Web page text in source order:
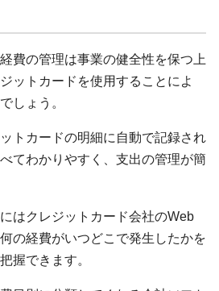
費の管理は事業の健全性を保つ上
ットカードを使用することによ
しょう。
トカードの明細に自動で記録され
てわかりやすく、支出の管理が簡
はクレジットカード会社のWeb
の経費がいつどこで発生したかを
握できます。